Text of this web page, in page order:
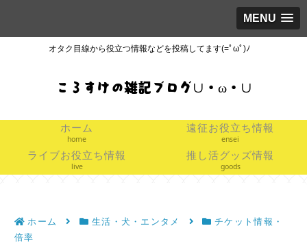
MENU
オタク目線から役立つ情報などを投稿してます(=ﾟωﾟ)ﾉ
ころすけの雑記ブログ∪・ω・∪
ホーム
home
遠征お役立ち情報
ensei
ライブお役立ち情報
live
推し活グッズ情報
goods
ホーム 生活・犬・エンタメ
チケット情報・
倍率